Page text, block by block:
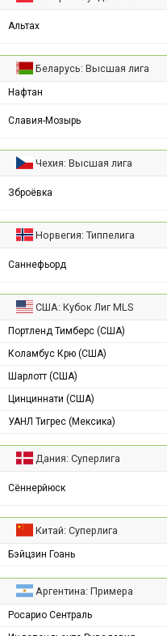
Альтах
Беларусь: Высшая лига
Нафтан
Славия-Мозырь
Чехия: Высшая лига
Зброёвка
Норвегия: Типпелига
Саннефьорд
США: Кубок Лиг MLS
Портленд Тимберс (США)
Коламбус Крю (США)
Шарлотт (США)
Цинциннати (США)
УАНЛ Тигрес (Мексика)
Дания: Суперлига
Сённерйюск
Китай: Суперлига
Бэйцзин Гоань
Аргентина: Примера
Росарио Сентраль